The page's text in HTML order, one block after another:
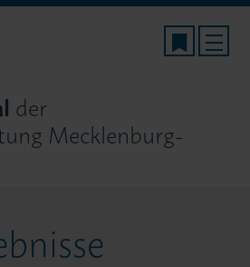
der
Mecklenburg-